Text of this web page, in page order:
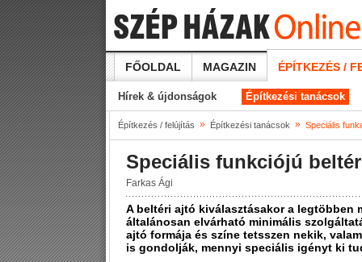
FŐOLDAL MAGAZIN ÉPÍTKEZÉS /
Hírek & újdonságok Építkezési tanácsok
Építkezés / felújítás » Építkezési tanácsok » Speciális
Speciális funkciójú
Farkas Ági
A beltéri ajtó kiválasztásakor a legtöbben
általánosan elvárható minimális
ajtó formája és színe tetsszen nekik,
is gondolják, mennyi speciális igényt ki